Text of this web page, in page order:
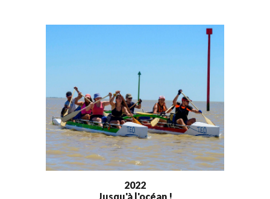
2022
Jusqu'à l'océan !